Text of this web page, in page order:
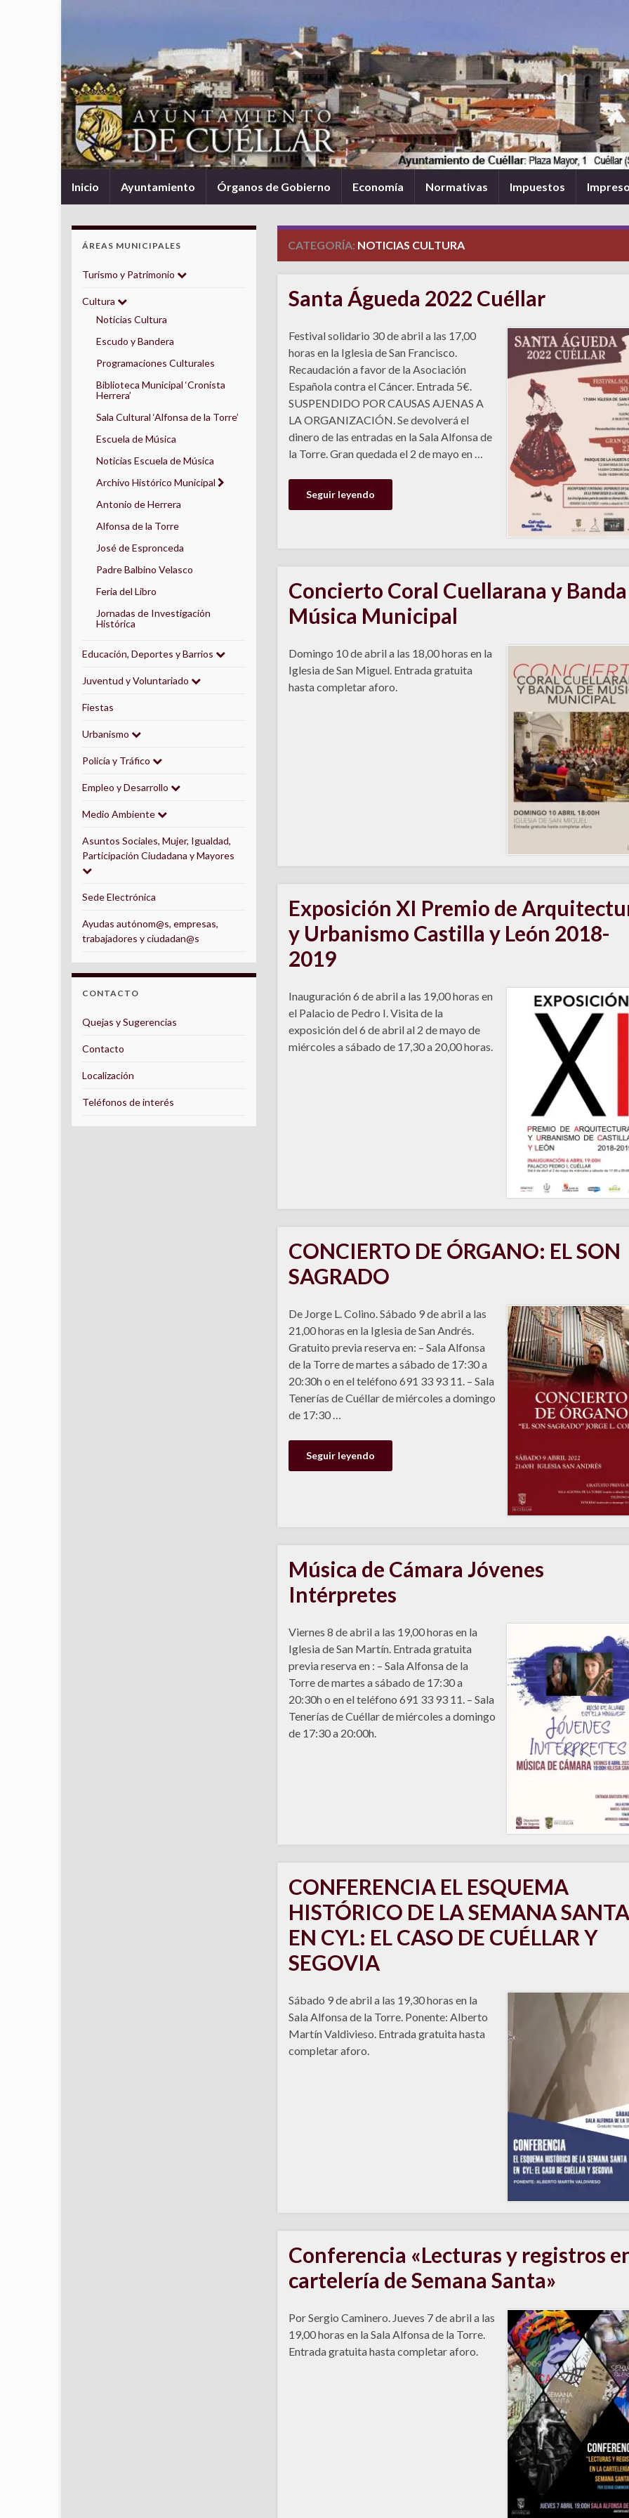
Inicio Ayuntamiento Órganos de Gobierno Economía Normativas Impuestos
CATEGORÍA: NOTICIAS CULTURA
Santa Águeda 2022 Cuéllar
Festival solidario 30 de abril a las 17,00
horas en la Iglesia de San Francisco.
Recaudación a favor de la Asociación
Española contra el Cáncer. Entrada 5€.
SUSPENDIDO POR CAUSAS AJENAS A
LA ORGANIZACIÓN. Se devolverá el
dinero de las entradas en la Sala Alfonsa de
la Torre. Gran quedada el 2 de mayo en …
Seguir leyendo
Concierto Coral Cuellarana y
Música Municipal
Domingo 10 de abril a las 18,00 horas en la
Iglesia de San Miguel. Entrada gratuita
hasta completar aforo.
Exposición XI Premio de
y Urbanismo Castilla y León 2018-
2019
Inauguración 6 de abril a las 19,00 horas en
el Palacio de Pedro I. Visita de la
exposición del 6 de abril al 2 de mayo de
miércoles a sábado de 17,30 a 20,00 horas.
CONCIERTO DE ÓRGANO: EL SON
SAGRADO
De Jorge L. Colino. Sábado 9 de abril a las
21,00 horas en la Iglesia de San Andrés.
Gratuito previa reserva en: – Sala Alfonsa
de la Torre de martes a sábado de 17:30 a
20:30h o en el teléfono 691 33 93 11. – Sala
Tenerías de Cuéllar de miércoles a domingo
de 17:30 …
Seguir leyendo
Música de Cámara Jóvenes
Intérpretes
Viernes 8 de abril a las 19,00 horas en la
Iglesia de San Martín. Entrada gratuita
previa reserva en : – Sala Alfonsa de la
Torre de martes a sábado de 17:30 a
20:30h o en el teléfono 691 33 93 11. – Sala
Tenerías de Cuéllar de miércoles a domingo
de 17:30 a 20:00h.
CONFERENCIA EL ESQUEMA
HISTÓRICO DE LA SEMANA SANTA
EN CYL: EL CASO DE CUÉLLAR Y
SEGOVIA
Sábado 9 de abril a las 19,30 horas en la
Sala Alfonsa de la Torre. Ponente: Alberto
Martín Valdivieso. Entrada gratuita hasta
completar aforo.
Conferencia «Lecturas y registros
cartelería de Semana Santa»
Por Sergio Caminero. Jueves 7 de abril a las
19,00 horas en la Sala Alfonsa de la Torre.
Entrada gratuita hasta completar aforo.
ÁREAS MUNICIPALES
Turismo y Patrimonio
Cultura
Noticias Cultura
Escudo y Bandera
Programaciones Culturales
Biblioteca Municipal ‘Cronista
Herrera’
Sala Cultural ‘Alfonsa de la Torre’
Escuela de Música
Noticias Escuela de Música
Archivo Histórico Municipal
Antonio de Herrera
Alfonsa de la Torre
José de Espronceda
Padre Balbino Velasco
Feria del Libro
Jornadas de Investigación
Histórica
Educación, Deportes y Barrios
Juventud y Voluntariado
Fiestas
Urbanismo
Policía y Tráfico
Empleo y Desarrollo
Medio Ambiente
Asuntos Sociales, Mujer, Igualdad,
Participación Ciudadana y Mayores
Sede Electrónica
Ayudas autónom@s, empresas,
trabajadores y ciudadan@s
CONTACTO
Quejas y Sugerencias
Contacto
Localización
Teléfonos de interés